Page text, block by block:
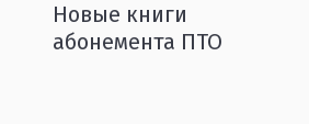
Новые книги
абонемента ПТО